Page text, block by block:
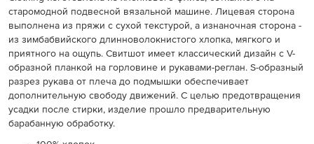
старомодной подвесной вязальной машине. Лицевая сторона
выполнена из пряжи с сухой текстурой, а изнаночная сторона -
из зимбабвийского длинноволокнистого хлопка, мягкого и
приятного на ощупь. Свитшот имеет классический дизайн с V-
образной планкой на горловине и рукавами-реглан. S-образный
разрез рукава от плеча до подмышки обеспечивает
дополнительную свободу движений. С целью предотвращения
усадки после стирки, изделие прошло предварительную
барабанную обработку.